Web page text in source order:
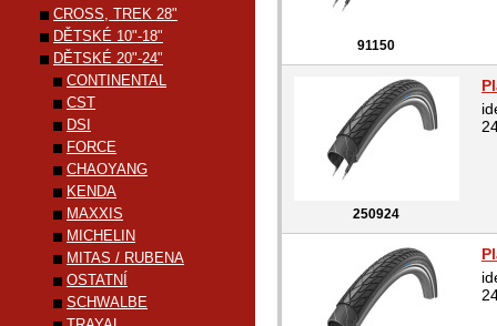
91150
250924
CROSS, TREK 28"
DĚTSKÉ 10"-18"
DĚTSKÉ 20"-24"
CONTINENTAL
CST
DSI
FORCE
CHAOYANG
KENDA
MAXXIS
MICHELIN
MITAS / RUBENA
OSTATNÍ
SCHWALBE